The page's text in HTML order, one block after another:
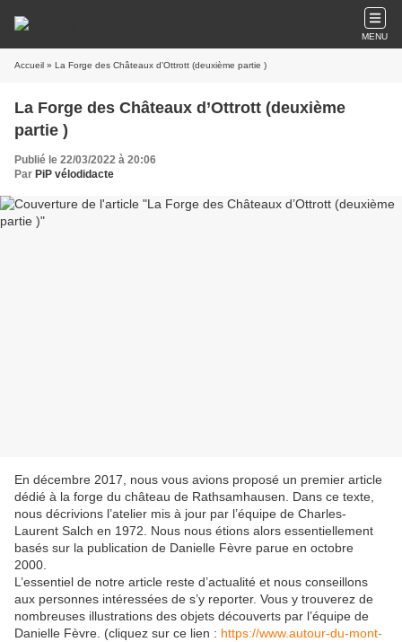
MENU
Accueil » La Forge des Châteaux d’Ottrott (deuxième partie )
La Forge des Châteaux d’Ottrott (deuxième
partie )
Publié le 22/03/2022 à 20:06
Par PiP vélodidacte
En décembre 2017, nous vous avions proposé un premier article
dédié à la forge du château de Rathsamhausen. Dans ce texte,
nous décrivions l’atelier mis à jour par l’équipe de Charles-
Laurent Salch en 1972. Nous nous étions alors essentiellement
basés sur la publication de Danielle Fèvre parue en octobre
2000.
L’essentiel de notre article reste d’actualité et nous conseillons
aux personnes intéressées de s’y reporter. Vous y trouverez de
nombreuses illustrations des objets découverts par l’équipe de
Danielle Fèvre. (cliquez sur ce lien : https://www.autour-du-mont-